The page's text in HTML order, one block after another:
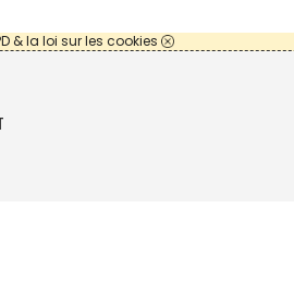
& la loi sur les cookies